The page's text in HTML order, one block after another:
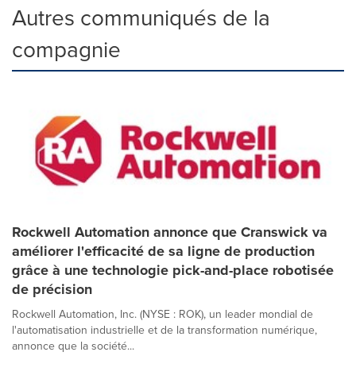
Autres communiqués de la
compagnie
Rockwell Automation annonce que Cranswick va
améliorer l'efficacité de sa ligne de production
grâce à une technologie pick-and-place robotisée
de précision
Rockwell Automation, Inc. (NYSE : ROK), un leader mondial de
l'automatisation industrielle et de la transformation numérique,
annonce que la société...